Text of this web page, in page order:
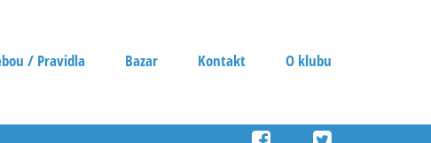
/ Pravidla Bazar Kontakt O klubu